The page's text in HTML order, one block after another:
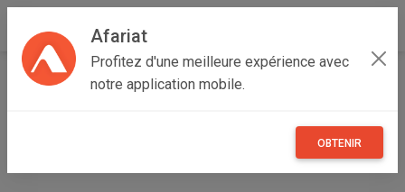
Afariat
Profitez d'une meilleure expérience avec
notre application mobile.
OBTENIR
Accueil Annonceur Hatem Skandaji